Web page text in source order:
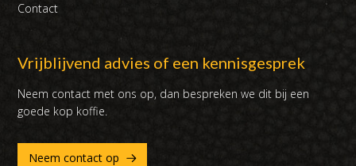
Contact
Vrijblijvend advies of een kennisgesprek
Neem contact met ons op, dan bespreken we dit bij een
goede kop koffie.
Neem contact op